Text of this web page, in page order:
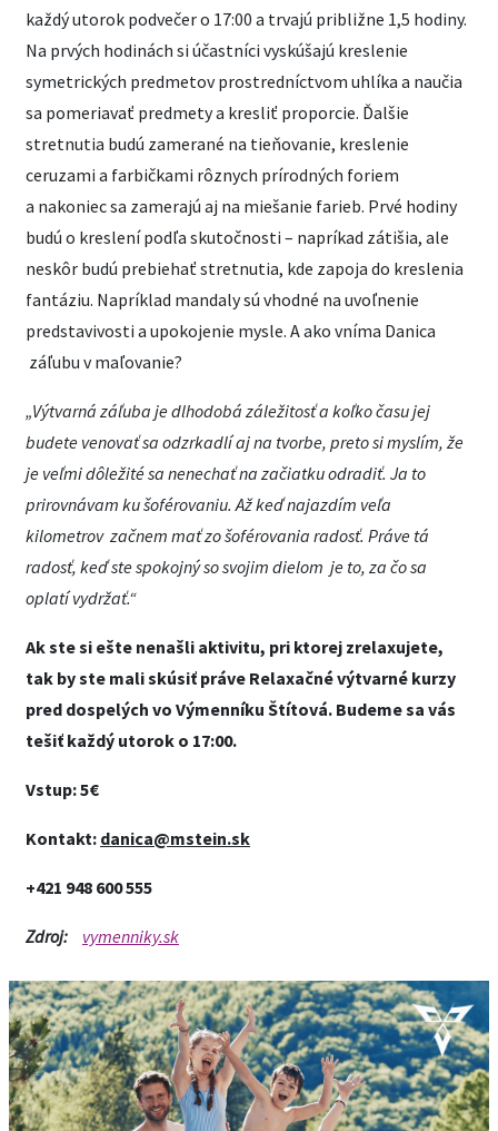
každý utorok podvečer o 17:00 a trvajú približne 1,5 hodiny.
Na prvých hodinách si účastníci vyskúšajú kreslenie
symetrických predmetov prostredníctvom uhlíka a naučia
sa pomeriavať predmety a kresliť proporcie. Ďalšie
stretnutia budú zamerané na tieňovanie, kreslenie
ceruzami a farbičkami rôznych prírodných foriem
a nakoniec sa zamerajú aj na miešanie farieb. Prvé hodiny
budú o kreslení podľa skutočnosti – napríkad zátišia, ale
neskôr budú prebiehať stretnutia, kde zapoja do kreslenia
fantáziu. Napríklad mandaly sú vhodné na uvoľnenie
predstavivosti a upokojenie mysle. A ako vníma Danica
záľubu v maľovanie?
„Výtvarná záľuba je dlhodobá záležitosť a koľko času jej
budete venovať sa odzrkadlí aj na tvorbe, preto si myslím, že
je veľmi dôležité sa nenechať na začiatku odradiť. Ja to
prirovnávam ku šoférovaniu. Až keď najazdím veľa
kilometrov začnem mať zo šoférovania radosť. Práve tá
radosť, keď ste spokojný so svojim dielom je to, za čo sa
oplatí vydržať.“
Ak ste si ešte nenašli aktivitu, pri ktorej zrelaxujete,
tak by ste mali skúsiť práve Relaxačné výtvarné kurzy
pred dospelých vo Výmenníku Štítová. Budeme sa vás
tešiť každý utorok o 17:00.
Vstup: 5€
Kontakt: danica@mstein.sk
+421 948 600 555
Zdroj: vymenniky.sk